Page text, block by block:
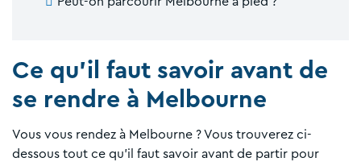
Ce qu'il faut savoir avant de
se rendre à Melbourne
Vous vous rendez à Melbourne ? Vous trouverez ci-
dessous tout ce qu'il faut savoir avant de partir pour